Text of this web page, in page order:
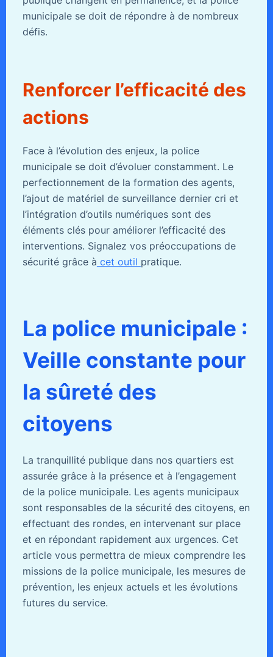
municipale se doit de répondre à de nombreux
défis.
Renforcer l’efficacité des
actions
Face à l’évolution des enjeux, la police
municipale se doit d’évoluer constamment. Le
perfectionnement de la formation des agents,
l’ajout de matériel de surveillance dernier cri et
l’intégration d’outils numériques sont des
éléments clés pour améliorer l’efficacité des
interventions. Signalez vos préoccupations de
sécurité grâce à cet outil pratique.
La police municipale :
Veille constante pour
la sûreté des
citoyens
La tranquillité publique dans nos quartiers est
assurée grâce à la présence et à l’engagement
de la police municipale. Les agents municipaux
sont responsables de la sécurité des citoyens, en
effectuant des rondes, en intervenant sur place
et en répondant rapidement aux urgences. Cet
article vous permettra de mieux comprendre les
missions de la police municipale, les mesures de
prévention, les enjeux actuels et les évolutions
futures du service.